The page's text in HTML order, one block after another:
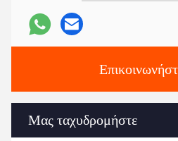
Μας ταχυδρομήστε